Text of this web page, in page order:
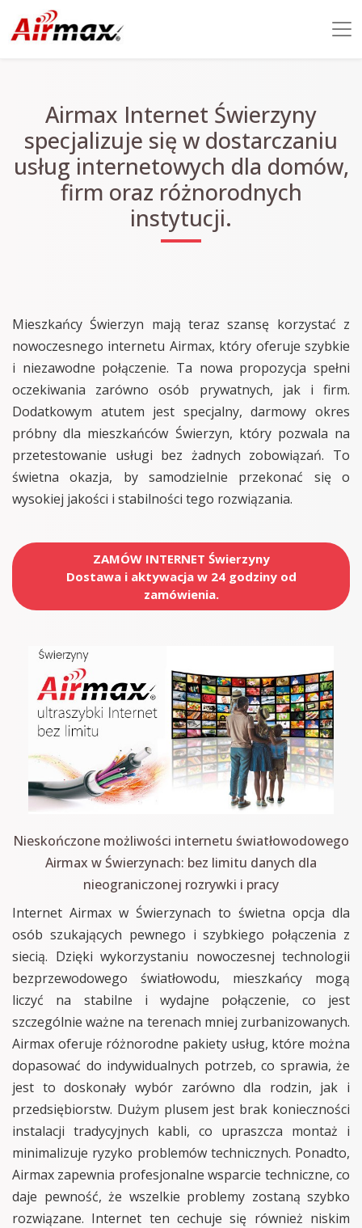
Airmax Internet Świerzyny
specjalizuje się w dostarczaniu
usług internetowych dla domów,
firm oraz różnorodnych
instytucji.
Mieszkańcy Świerzyn mają teraz szansę korzystać z
nowoczesnego internetu Airmax, który oferuje szybkie
i niezawodne połączenie. Ta nowa propozycja spełni
oczekiwania zarówno osób prywatnych, jak i firm.
Dodatkowym atutem jest specjalny, darmowy okres
próbny dla mieszkańców Świerzyn, który pozwala na
przetestowanie usługi bez żadnych zobowiązań. To
świetna okazja, by samodzielnie przekonać się o
wysokiej jakości i stabilności tego rozwiązania.
ZAMÓW INTERNET Świerzyny
Dostawa i aktywacja w 24 godziny od
zamówienia.
Nieskończone możliwości internetu światłowodowego
Airmax w Świerzynach: bez limitu danych dla
nieograniczonej rozrywki i pracy
Internet Airmax w Świerzynach to świetna opcja dla
osób szukających pewnego i szybkiego połączenia z
siecią. Dzięki wykorzystaniu nowoczesnej technologii
bezprzewodowego światłowodu, mieszkańcy mogą
liczyć na stabilne i wydajne połączenie, co jest
szczególnie ważne na terenach mniej zurbanizowanych.
Airmax oferuje różnorodne pakiety usług, które można
dopasować do indywidualnych potrzeb, co sprawia, że
jest to doskonały wybór zarówno dla rodzin, jak i
przedsiębiorstw. Dużym plusem jest brak konieczności
instalacji tradycyjnych kabli, co upraszcza montaż i
minimalizuje ryzyko problemów technicznych. Ponadto,
Airmax zapewnia profesjonalne wsparcie techniczne, co
daje pewność, że wszelkie problemy zostaną szybko
rozwiązane. Internet ten cechuje się również niskim